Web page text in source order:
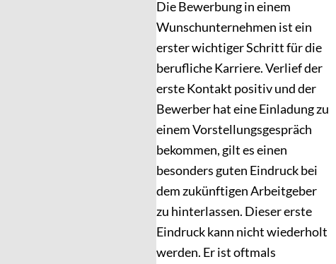
Die Bewerbung in einem
Wunschunternehmen ist ein
erster wichtiger Schritt für die
berufliche Karriere. Verlief der
erste Kontakt positiv und der
Bewerber hat eine Einladung zu
einem Vorstellungsgespräch
bekommen, gilt es einen
besonders guten Eindruck bei
dem zukünftigen Arbeitgeber
zu hinterlassen. Dieser erste
Eindruck kann nicht wiederholt
werden. Er ist oftmals